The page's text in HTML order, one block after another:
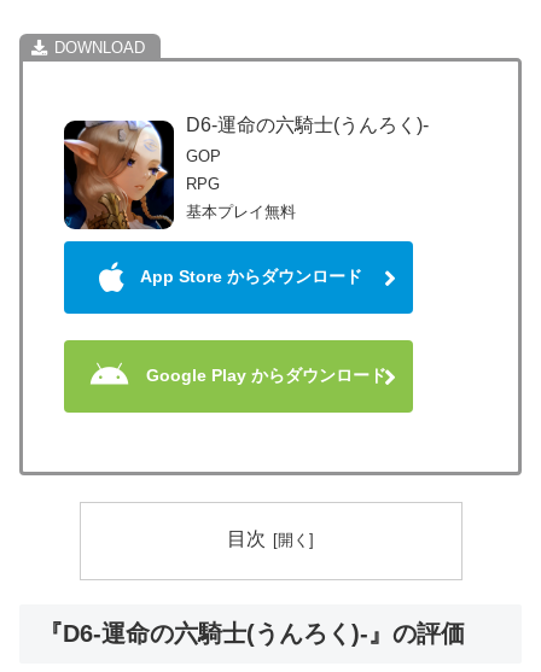
D6-運命の六騎士(うんろく)-
GOP
RPG
基本プレイ無料
App Store からダウンロード
Google Play からダウンロード
目次
『D6-運命の六騎士(うんろく)-』の評価